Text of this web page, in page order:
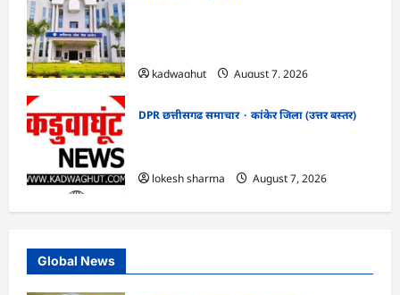
kadwaghut
August 7, 2026
DPR छत्तीसगढ समाचार
कांकेर जिला (उत्तर बस्तर)
lokesh sharma
August 7, 2026
Global News